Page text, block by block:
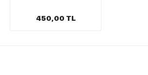
450,00 TL